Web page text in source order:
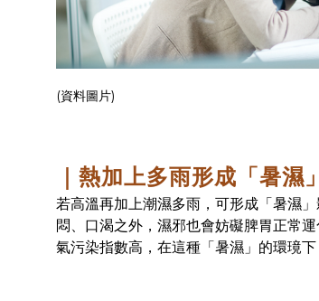
(資料圖片)
｜熱加上多雨形成「暑濕
若高溫再加上潮濕多雨，可形成「暑濕
悶、口渴之外，濕邪也會妨礙脾胃正常
氣污染指數高，在這種「暑濕」的環璄